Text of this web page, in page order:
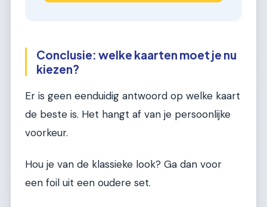
Conclusie: welke kaarten moet je nu
kiezen?
Er is geen eenduidig antwoord op welke kaart
de beste is. Het hangt af van je persoonlijke
voorkeur.
Hou je van de klassieke look? Ga dan voor
een foil uit een oudere set.